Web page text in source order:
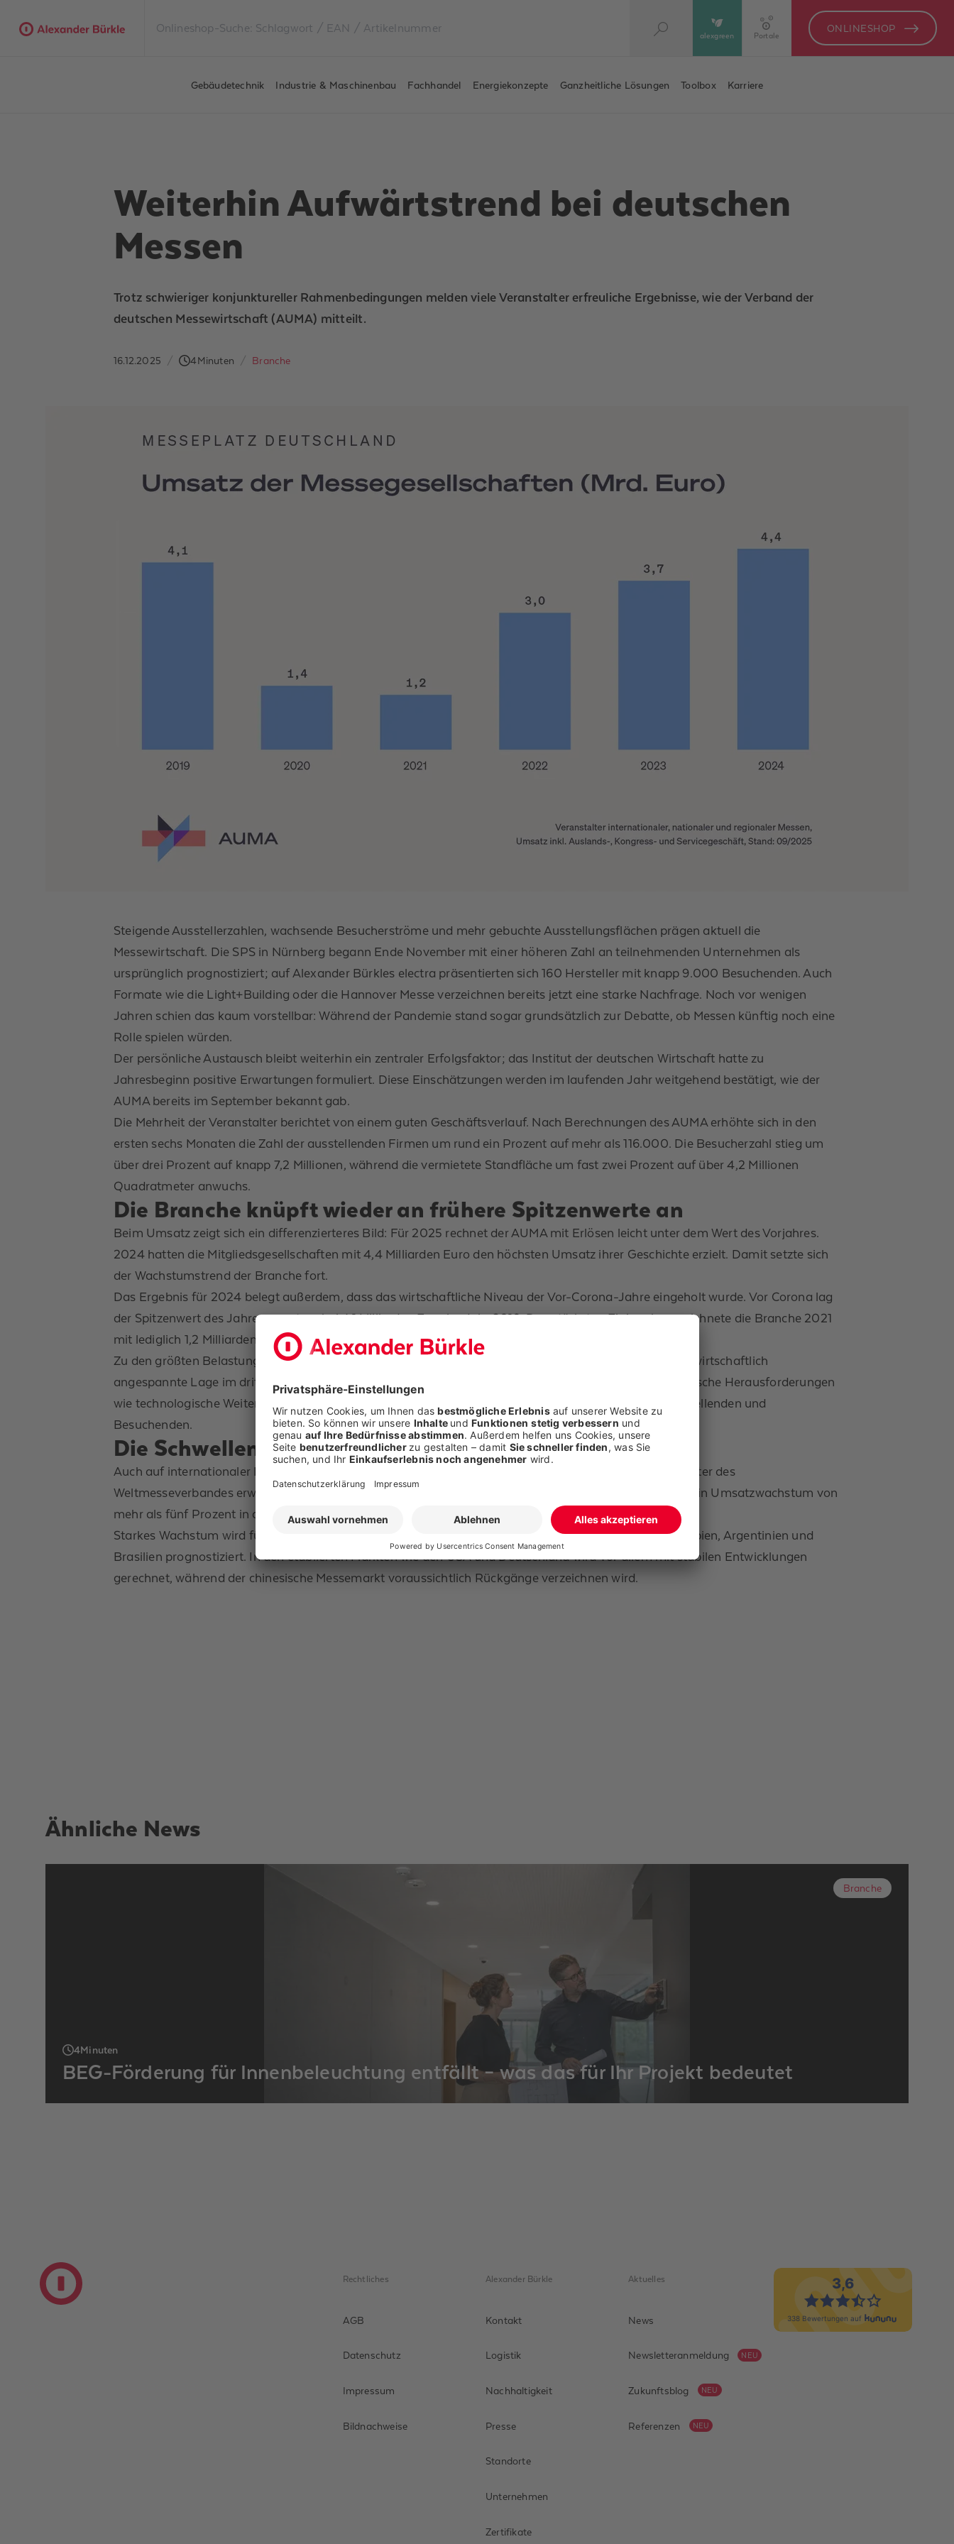
alexgreen Portale
ONLINESHOP
Gebäudetechnik Industrie & Maschinenbau Fachhandel Energiekonzepte Ganzheitliche Lösungen Toolbox Karriere
Weiterhin Aufwärtstrend bei deutschen
Messen
Trotz schwieriger konjunktureller Rahmenbedingungen melden viele Veranstalter erfreuliche Ergebnisse, wie der Verband der
deutschen Messewirtschaft (AUMA) mitteilt.
16.12.2025 / 4Minuten / Branche
Steigende Ausstellerzahlen, wachsende Besucherströme und mehr gebuchte Ausstellungsflächen prägen aktuell die
Messewirtschaft. Die SPS in Nürnberg begann Ende November mit einer höheren Zahl an teilnehmenden Unternehmen als
ursprünglich prognostiziert; auf Alexander Bürkles electra präsentierten sich 160 Hersteller mit knapp 9.000 Besuchenden. Auch
Formate wie die Light+Building oder die Hannover Messe verzeichnen bereits jetzt eine starke Nachfrage. Noch vor wenigen
Jahren schien das kaum vorstellbar: Während der Pandemie stand sogar grundsätzlich zur Debatte, ob Messen künftig noch eine
Rolle spielen würden.
Der persönliche Austausch bleibt weiterhin ein zentraler Erfolgsfaktor; das Institut der deutschen Wirtschaft hatte zu
Jahresbeginn positive Erwartungen formuliert. Diese Einschätzungen werden im laufenden Jahr weitgehend bestätigt, wie der
AUMA bereits im September bekannt gab.
Die Mehrheit der Veranstalter berichtet von einem guten Geschäftsverlauf. Nach Berechnungen des AUMA erhöhte sich in den
ersten sechs Monaten die Zahl der ausstellenden Firmen um rund ein Prozent auf mehr als 116.000. Die Besucherzahl stieg um
über drei Prozent auf knapp 7,2 Millionen, während die vermietete Standfläche um fast zwei Prozent auf über 4,2 Millionen
Quadratmeter anwuchs.
Die Branche knüpft wieder an frühere Spitzenwerte an
Beim Umsatz zeigt sich ein differenzierteres Bild: Für 2025 rechnet der AUMA mit Erlösen leicht unter dem Wert des Vorjahres.
2024 hatten die Mitgliedsgesellschaften mit 4,4 Milliarden Euro den höchsten Umsatz ihrer Geschichte erzielt. Damit setzte sich
der Wachstumstrend der Branche fort.
Das Ergebnis für 2024 belegt außerdem, dass das wirtschaftliche Niveau der Vor-Corona-Jahre eingeholt wurde. Vor Corona lag
der Spitzenwert des Jahresumsatzes bei 4,1 Milliarden Euro im Jahr 2019. Den stärksten Einbruch verzeichnete die Branche 2021
mit lediglich 1,2 Milliarden Euro Umsatz.
Zu den größten Belastungsfaktoren zählen weiterhin steigende Kosten in fast allen Bereichen sowie die wirtschaftlich
angespannte Lage im dritten Rezessionsjahr vieler deutscher Aussteller. Hinzu kommen branchenspezifische Herausforderungen
wie technologische Weiterentwicklungen, der Fachkräftemangel und veränderte Erwartungen von Ausstellenden und
Besuchenden.
Die Schwellenländer verzeichnen starkes Wachstum
Auch auf internationaler Ebene überwiegt der Optimismus. Laut dem halbjährlichen UFI Global Barometer des
Weltmesseverbandes erwarten zwischen 34 und 39 Prozent der befragten Unternehmen im Jahr 2025 ein Umsatzwachstum von
mehr als fünf Prozent in den Bereichen Flächenvermietung und Services.
Starkes Wachstum wird für Saudi-Arabien, den Vereinigten Arabischen Emiraten, Indien, Mexiko, Kolumbien, Argentinien und
Brasilien prognostiziert. In den etablierten Märkten wie den USA und Deutschland wird vor allem mit stabilen Entwicklungen
gerechnet, während der chinesische Messemarkt voraussichtlich Rückgänge verzeichnen wird.
Ähnliche News
Branche
4Minuten
BEG-Förderung für Innenbeleuchtung entfällt – was das für Ihr Projekt bedeutet
Keine neuen BEG-Anträge möglich, aber die richtigen Lichtlösungen zahlen sich trotzdem aus.
Rechtliches
AGB
Datenschutz
Impressum
Bildnachweise
Alexander Bürkle
Kontakt
Logistik
Nachhaltigkeit
Presse
Standorte
Unternehmen
Zertifikate
Aktuelles
News
Newsletteranmeldung NEU
Zukunftsblog NEU
Referenzen NEU